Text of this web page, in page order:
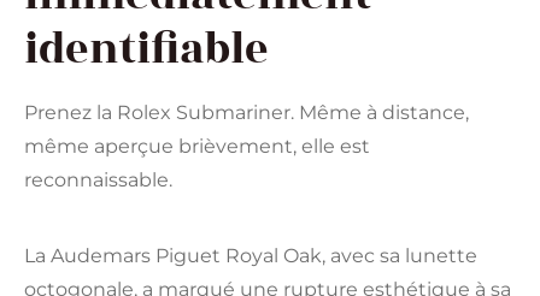
identifiable
Prenez la Rolex Submariner. Même à distance,
même aperçue brièvement, elle est
reconnaissable.
La Audemars Piguet Royal Oak, avec sa lunette
octogonale, a marqué une rupture esthétique à sa